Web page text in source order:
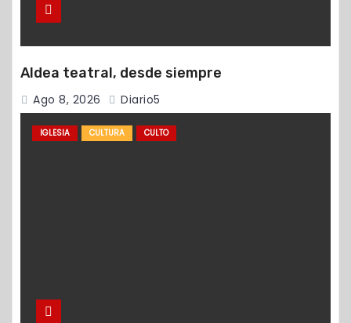
Aldea teatral, desde siempre
Ago 8, 2026 Diario5
IGLESIA CULTURA CULTO